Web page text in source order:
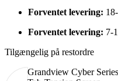
Forventet levering:
Forventet levering: 7-
Tilgængelig på restordre
Grandview Cyber Series